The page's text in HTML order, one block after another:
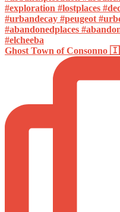
Ghost Town of Consonno